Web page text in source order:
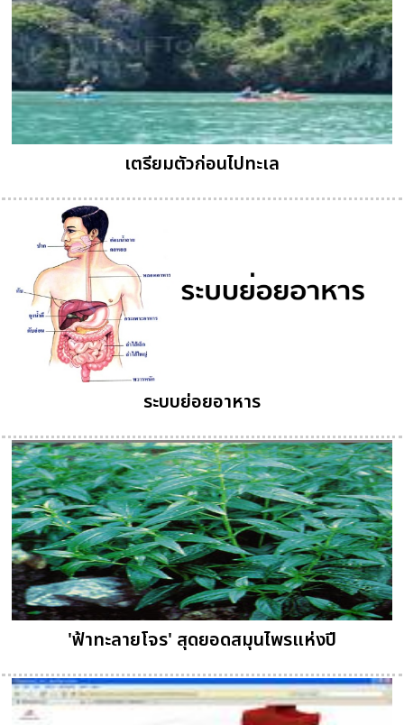
เตรียมตัวก่อนไปทะเล
ระบบย่อยอาหาร
'ฟ้าทะลายโจร' สุดยอดสมุนไพรแห่งปี